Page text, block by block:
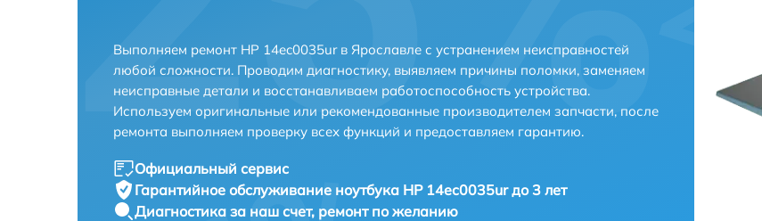
Выполняем ремонт HP 14ec0035ur в Ярославле с устранением неисправностей
любой сложности. Проводим диагностику, выявляем причины поломки, заменяем
неисправные детали и восстанавливаем работоспособность устройства.
Используем оригинальные или рекомендованные производителем запчасти, после
ремонта выполняем проверку всех функций и предоставляем гарантию.
Официальный сервис
Гарантийное обслуживание ноутбука HP 14ec0035ur до 3 лет
Диагностика за наш счет, ремонт по желанию